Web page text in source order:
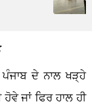
ਦੇ ਨਾਲ ਖੜ੍ਹੇ
ਜਾਂ ਫਿਰ ਹਾਲ ਹੀ